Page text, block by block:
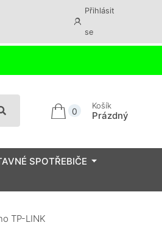
Přihlásit
se
0
Košík
Prázdný
SPOTŘEBIČE
TP-LINK